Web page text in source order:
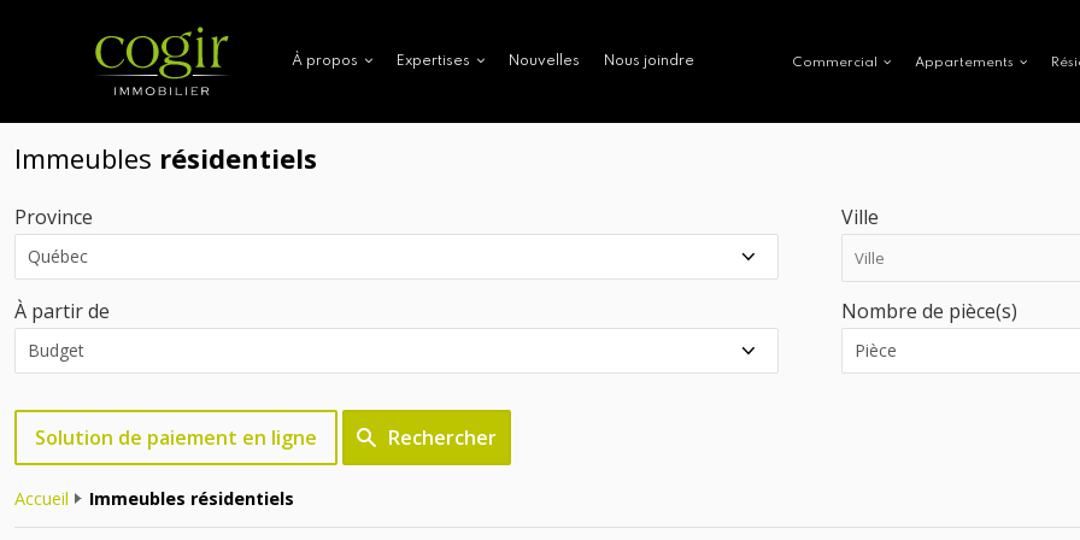
À propos Expertises Nouvelles Nous joindre Commercial Appartements
Immeubles résidentiels
Province Ville
À partir de Nombre de pièce(s)
Solution de paiement en ligne Rechercher
Accueil Immeubles résidentiels